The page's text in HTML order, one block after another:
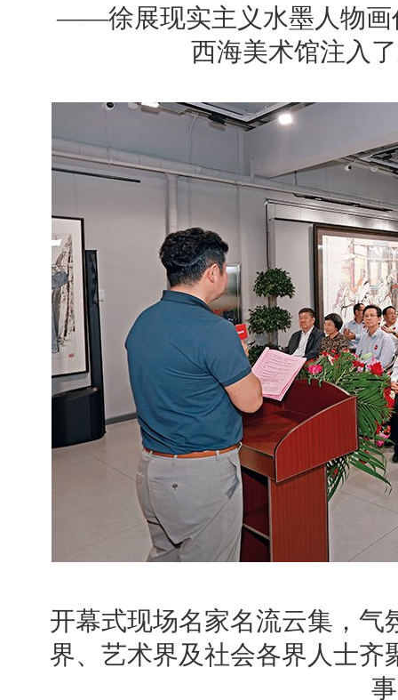
——徐展现实主义水墨人物画
西海美术馆注入
开幕式现场名家名流云集，
界、艺术界及社会各界人士
事